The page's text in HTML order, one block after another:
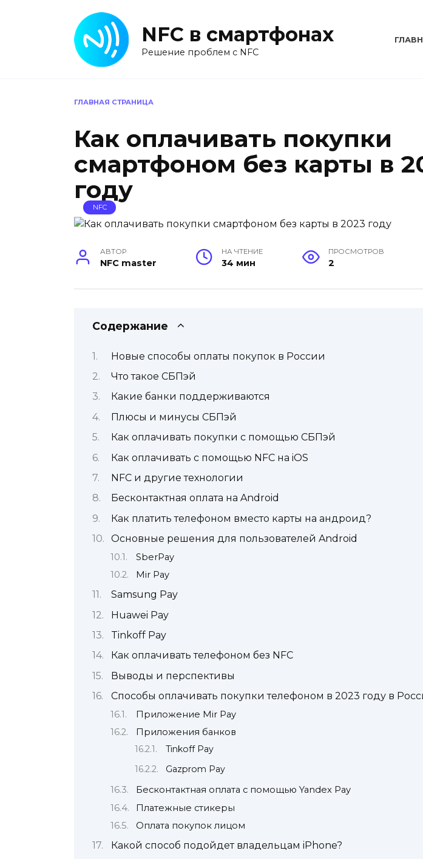
NFC в смартфонах
Решение проблем с NFC
ГЛАВНАЯ СТРАНИЦА
Как оплачивать покупки
смартфоном без карты в
году
NFC
АВТОР
NFC master
НА ЧТЕНИЕ
34 мин
ПРОСМОТРОВ
2
Содержание
Новые способы оплаты покупок в России
Что такое СБПэй
Какие банки поддерживаются
Плюсы и минусы СБПэй
Как оплачивать покупки с помощью СБПэй
Как оплачивать с помощью NFC на iOS
NFC и другие технологии
Бесконтактная оплата на Android
Как платить телефоном вместо карты на андроид?
Основные решения для пользователей Android
SberPay
Mir Pay
Samsung Pay
Huawei Pay
Tinkoff Pay
Как оплачивать телефоном без NFC
Выводы и перспективы
Способы оплачивать покупки телефоном в 2023 году в
Приложение Mir Pay
Приложения банков
Tinkoff Pay
Gazprom Pay
Бесконтактная оплата с помощью Yandex Pay
Платежные стикеры
Оплата покупок лицом
Какой способ подойдет владельцам iPhone?